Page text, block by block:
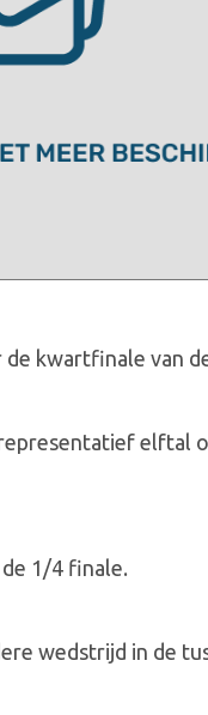
kwartfinale van
elftal
1/4 finale.
wedstrijd in de